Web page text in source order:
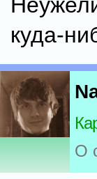
куда-
О